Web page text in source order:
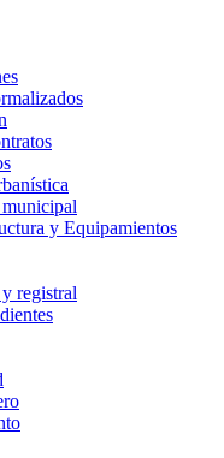
y Equipamientos
registral